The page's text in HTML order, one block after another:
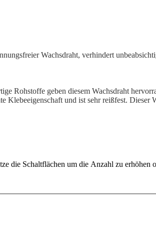
Wachsdraht, verhindert
Rohstoffe geben diesem Wachsdraht
Klebeeigenschaft und ist sehr reißfest.
die Schaltflächen um die Anzahl zu erhöhen